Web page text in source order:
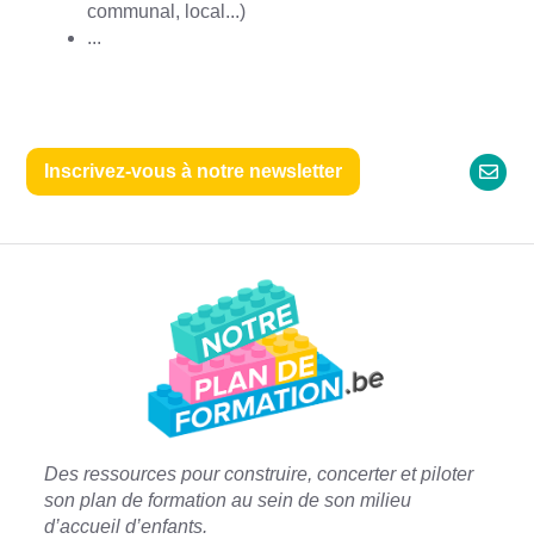
communal, local...)
...
Inscrivez-vous à notre newsletter
Des ressources pour construire, concerter et piloter
son plan de formation au sein de son milieu
d’accueil d’enfants.